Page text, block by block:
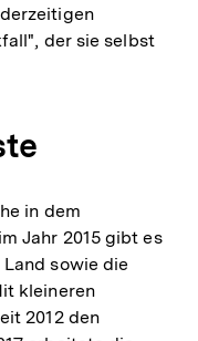
der sie selbst
in dem
Jahr 2015 gibt es
sowie die
kleineren
2012 den